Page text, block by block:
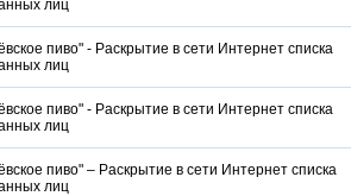
лиц
пиво" - Раскрытие в сети Интернет списка
лиц
пиво" - Раскрытие в сети Интернет списка
лиц
пиво" – Раскрытие в сети Интернет списка
лиц